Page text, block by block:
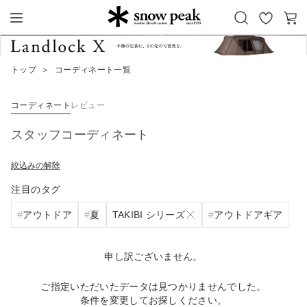
Snow Peak
お
気
カ
トップ ＞ コーディネート一覧
コーディネート レビュー
スタッフコーディネート
絞込みの解除
注目のタグ
アウトドア 夏 TAKIBI シリーズ アウトドアギア
申し訳ございません。
ご指定いただいたデータは見つかりませんでした。
条件を変更してお探しください。